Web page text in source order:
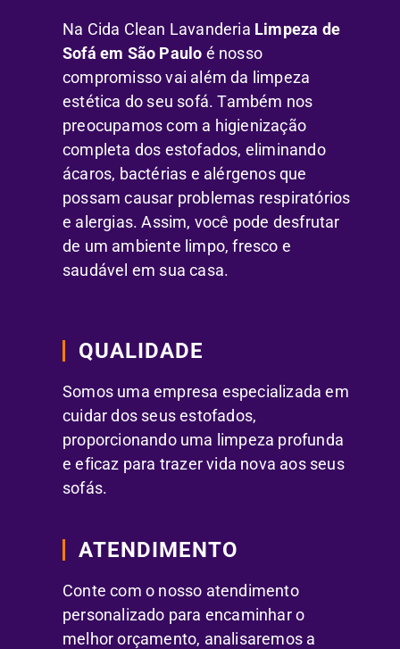
Na Cida Clean Lavanderia Limpeza de
Sofá em São Paulo é nosso
compromisso vai além da limpeza
estética do seu sofá. Também nos
preocupamos com a higienização
completa dos estofados, eliminando
ácaros, bactérias e alérgenos que
possam causar problemas respiratórios
e alergias. Assim, você pode desfrutar
de um ambiente limpo, fresco e
saudável em sua casa.
QUALIDADE
Somos uma empresa especializada em
cuidar dos seus estofados,
proporcionando uma limpeza profunda
e eficaz para trazer vida nova aos seus
sofás.
ATENDIMENTO
Conte com o nosso atendimento
personalizado para encaminhar o
melhor orçamento, analisaremos a